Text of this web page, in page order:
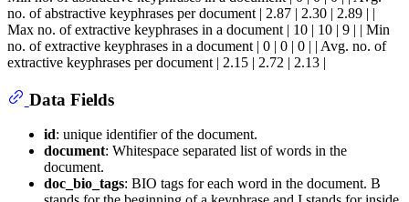
no. of abstractive keyphrases per document | 2.87 | 2.30 | 2.89 | |
Max no. of extractive keyphrases in a document | 10 | 10 | 9 | | Min
no. of extractive keyphrases in a document | 0 | 0 | 0 | | Avg. no. of
extractive keyphrases per document | 2.15 | 2.72 | 2.13 |
Data Fields
id: unique identifier of the document.
document: Whitespace separated list of words in the
document.
doc_bio_tags: BIO tags for each word in the document. B